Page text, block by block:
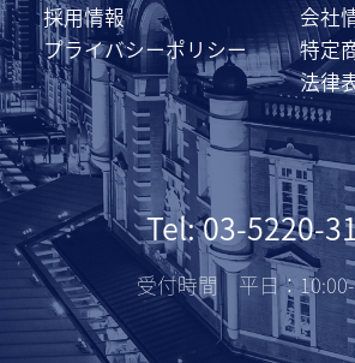
採用情報
会社
プライバシーポリシー
特定
法律
Tel: 03-5220-
受付時間 平日：10:00-